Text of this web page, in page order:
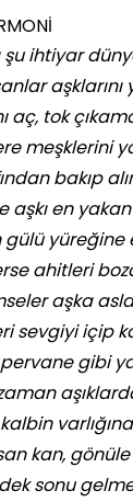
şu ihtiyar
aşklarını
aç, tok
meşklerini
bakıp
aşkı en
gülü yüreğine
ahitleri
aşka
sevgiyi içip
pervane gibi
kan,
sonu